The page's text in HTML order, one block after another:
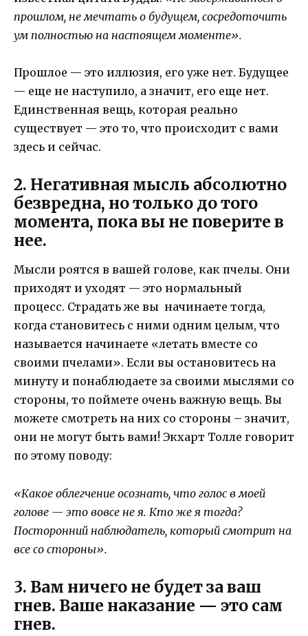
прошлом, не мечтать о будущем, сосредоточить
ум полностью на настоящем моменте».
Прошлое — это иллюзия, его уже нет. Будущее
— еще не наступило, а значит, его еще нет.
Единственная вещь, которая реально
существует — это то, что происходит с вами
здесь и сейчас.
2. Негативная мысль абсолютно
безвредна, но только до того
момента, пока вы не поверите в
нее.
Мысли роятся в вашей голове, как пчелы. Они
приходят и уходят — это нормальный
процесс. Страдать же вы начинаете тогда,
когда становитесь с ними одним целым, что
называется начинаете «летать вместе со
своими пчелами». Если вы остановитесь на
минуту и понаблюдаете за своими мыслями со
стороны, то поймете очень важную вещь. Вы
можете смотреть на них со стороны – значит,
они не могут быть вами! Экхарт Толле говорит
по этому поводу:
«Какое облегчение осознать, что голос в моей
голове — это вовсе не я. Кто же я тогда?
Посторонний наблюдатель, который смотрит на
все со стороны».
3. Вам ничего не будет за ваш
гнев. Ваше наказание — это сам
гнев.